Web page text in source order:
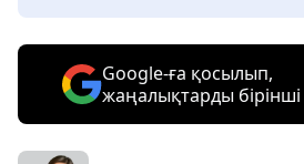
Google-ға қосылып,
жаңалықтарды